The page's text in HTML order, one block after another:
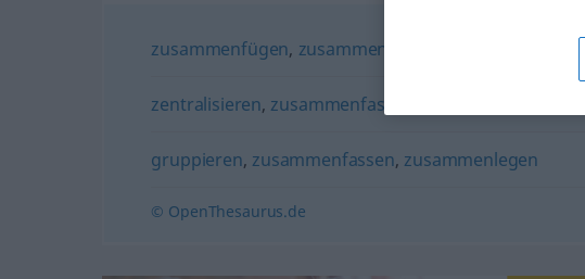
zusammenfügen, zusammenbinden
zentralisieren, zusammenfassen
gruppieren, zusammenfassen, zusammenlegen
© OpenThesaurus.de